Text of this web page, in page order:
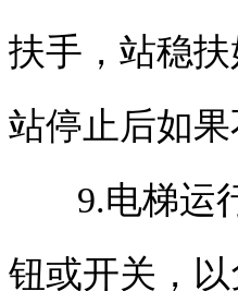
扶手，站稳
站停止后如
9.电梯运
钮或开关，